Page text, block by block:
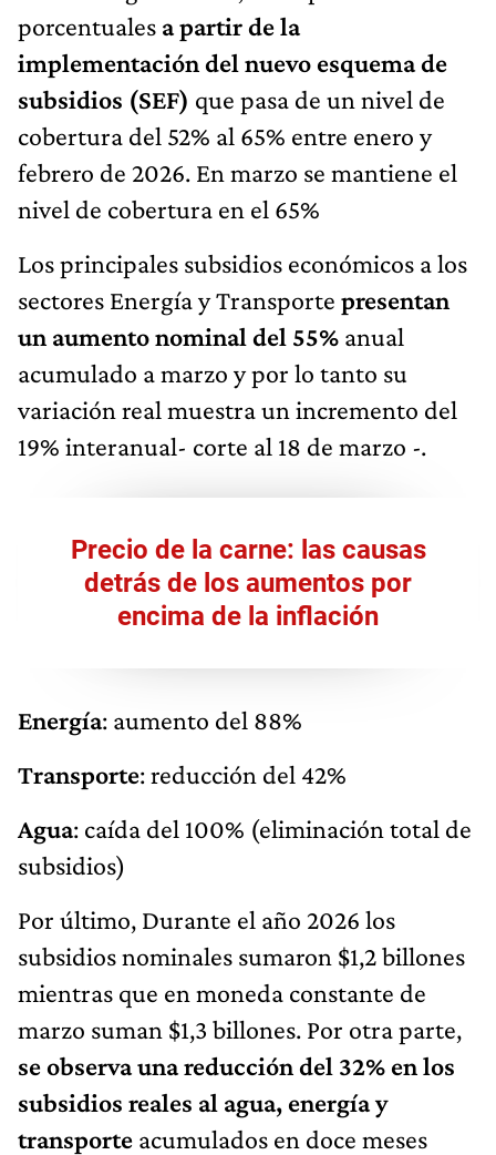
porcentuales a partir de la
implementación del nuevo esquema de
subsidios (SEF) que pasa de un nivel de
cobertura del 52% al 65% entre enero y
febrero de 2026. En marzo se mantiene el
nivel de cobertura en el 65%
Los principales subsidios económicos a los
sectores Energía y Transporte presentan
un aumento nominal del 55% anual
acumulado a marzo y por lo tanto su
variación real muestra un incremento del
19% interanual- corte al 18 de marzo -.
Precio de la carne: las causas
detrás de los aumentos por
encima de la inflación
Energía: aumento del 88%
Transporte: reducción del 42%
Agua: caída del 100% (eliminación total de
subsidios)
Por último, Durante el año 2026 los
subsidios nominales sumaron $1,2 billones
mientras que en moneda constante de
marzo suman $1,3 billones. Por otra parte,
se observa una reducción del 32% en los
subsidios reales al agua, energía y
transporte acumulados en doce meses